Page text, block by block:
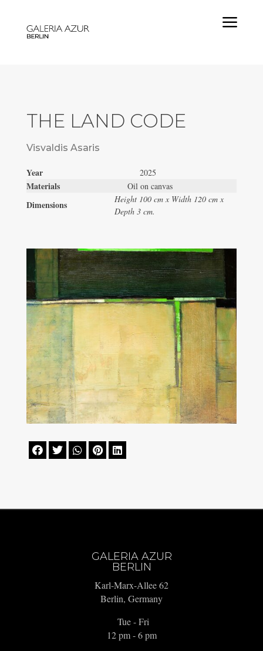
a
THE LAND CODE
Visvaldis Asaris
Year 2025
Materials Oil on canvas
Dimensions
Height 100 cm x Width 120 cm x
Depth 3 cm.
    
GALERIA AZUR
BERLIN
Karl-Marx-Allee 62
Berlin, Germany
Tue - Fri
12 pm - 6 pm